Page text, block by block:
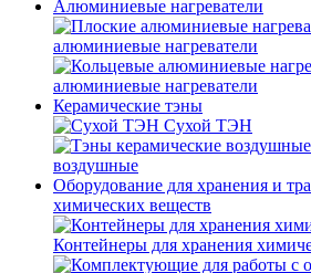
Алюминиевые нагреватели
алюминиевые нагреватели
алюминиевые нагреватели
Керамические тэны
Сухой ТЭН
воздушные
Оборудование для хранения и
химических веществ
Контейнеры для хранения